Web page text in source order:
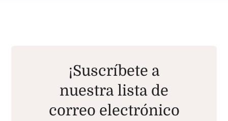
¡Suscríbete a
nuestra lista de
correo electrónico